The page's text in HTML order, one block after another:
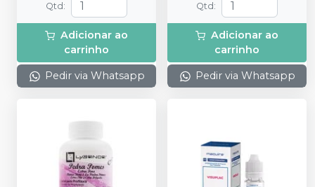
Qtd :
Adicionar ao
carrinho
Pedir via Whatsapp
Qtd :
Adicionar ao
carrinho
Pedir via Whatsapp